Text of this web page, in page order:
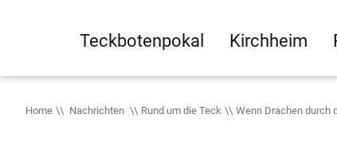
Teckbotenpokal Kirchheim
Home Nachrichten Rund um die Teck Wenn Drachen durch